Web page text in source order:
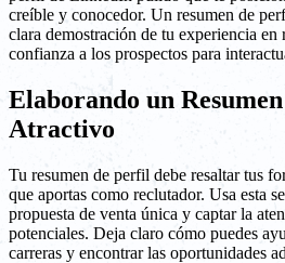
creíble y conocedor. Un resumen de
clara demostración de tu experiencia en
confianza a los prospectos para
Elaborando un
Atractivo
Tu resumen de perfil debe resaltar tus
que aportas como reclutador. Usa esta
propuesta de venta única y captar la
potenciales. Deja claro cómo puedes
carreras y encontrar las oportunidades